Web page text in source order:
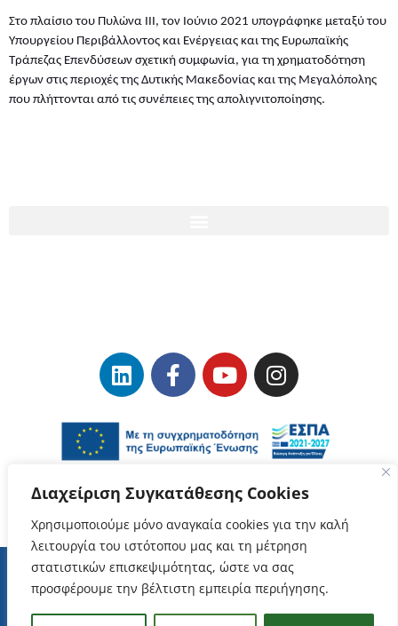
Διαχείριση Συγκατάθεσης Cookies
Χρησιμοποιούμε μόνο αναγκαία cookies για την καλή
λειτουργία του ιστότοπου μας και τη μέτρηση
στατιστικών επισκεψιμότητας, ώστε να σας
προσφέρουμε την βέλτιστη εμπειρία περιήγησης.
Στο πλαίσιο του Πυλώνα ΙΙΙ, τον Ιούνιο 2021 υπογράφηκε μεταξύ του
Υπουργείου Περιβάλλοντος και Ενέργειας και της Ευρωπαϊκής
Τράπεζας Επενδύσεων σχετική συμφωνία, για τη χρηματοδότηση
έργων στις περιοχές της Δυτικής Μακεδονίας και της Μεγαλόπολης
που πλήττονται από τις συνέπειες της απολιγνιτοποίησης.